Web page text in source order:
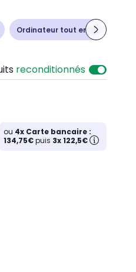
Ordinateur tout en un
reconditionnés
ou 4x Carte bancaire :
134,75€puis 3x 122,5€